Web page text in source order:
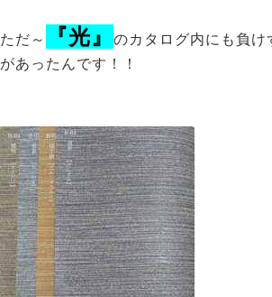
ただ～ 『光』
のカタログ内にも負け
があったんです！！